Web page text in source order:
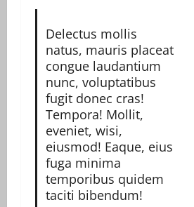
Delectus mollis
natus, mauris placeat
congue laudantium
nunc, voluptatibus
fugit donec cras!
Tempora! Mollit,
eveniet, wisi,
eiusmod! Eaque, eius
fuga minima
temporibus quidem
taciti bibendum!